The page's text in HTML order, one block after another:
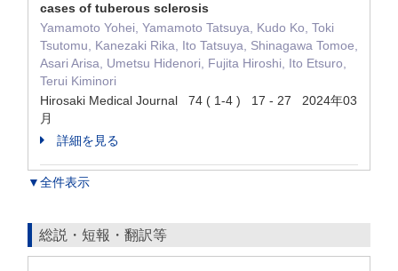
cases of tuberous sclerosis
Yamamoto Yohei, Yamamoto Tatsuya, Kudo Ko, Toki
Tsutomu, Kanezaki Rika, Ito Tatsuya, Shinagawa Tomoe,
Asari Arisa, Umetsu Hidenori, Fujita Hiroshi, Ito Etsuro,
Terui Kiminori
Hirosaki Medical Journal 74 ( 1-4 ) 17 - 27 2024年03
月
詳細を見る
▼全件表示
総説・短報・翻訳等